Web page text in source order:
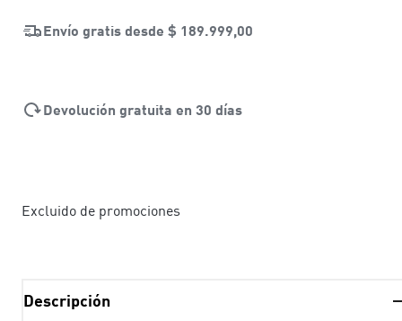
Envío gratis desde $ 189.999,00
Devolución gratuita en 30 días
Excluido de promociones
Descripción